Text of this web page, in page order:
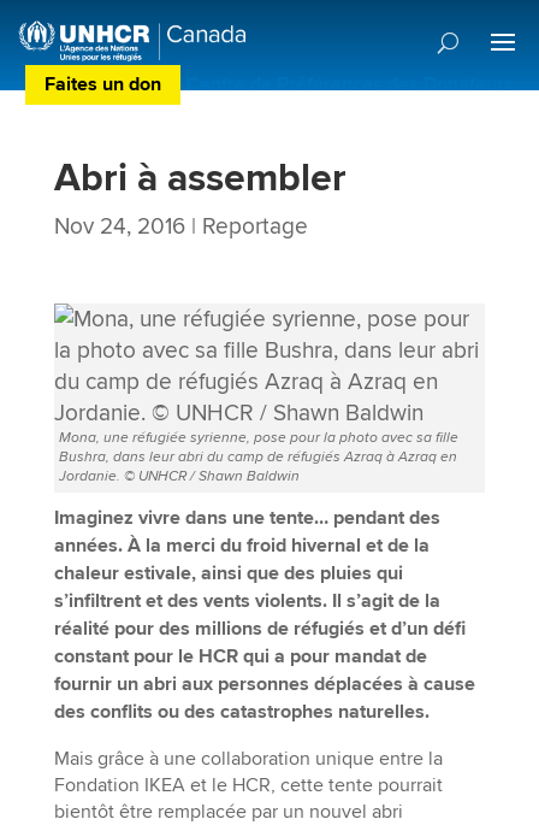
Faites un don Centre de Préférences des Donateurs
Abri à assembler
Nov 24, 2016| Reportage
Mona, une réfugiée syrienne, pose pour la photo avec sa fille
Bushra, dans leur abri du camp de réfugiés Azraq à Azraq en
Jordanie. © UNHCR / Shawn Baldwin
Imaginez vivre dans une tente… pendant des
années. À la merci du froid hivernal et de la
chaleur estivale, ainsi que des pluies qui
s’infiltrent et des vents violents. Il s’agit de la
réalité pour des millions de réfugiés et d’un défi
constant pour le HCR qui a pour mandat de
fournir un abri aux personnes déplacées à cause
des conflits ou des catastrophes naturelles.
Mais grâce à une collaboration unique entre la
Fondation IKEA et le HCR, cette tente pourrait
bientôt être remplacée par un nouvel abri